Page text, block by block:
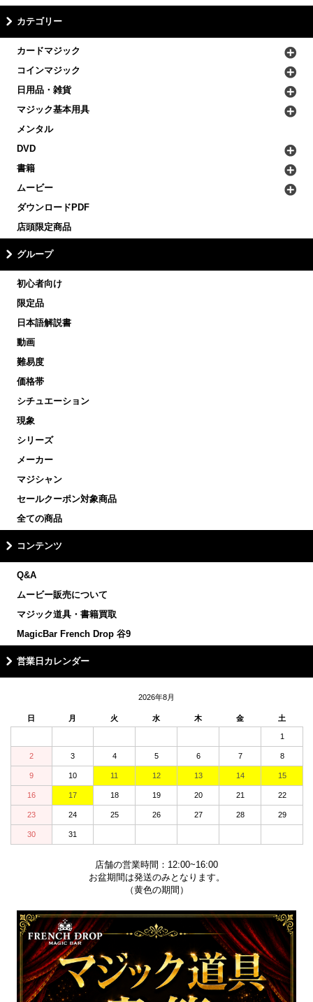
カテゴリー
カードマジック
コインマジック
日用品・雑貨
マジック基本用具
メンタル
DVD
書籍
ムービー
ダウンロードPDF
店頭限定商品
グループ
初心者向け
限定品
日本語解説書
動画
難易度
価格帯
シチュエーション
現象
シリーズ
メーカー
マジシャン
セールクーポン対象商品
全ての商品
コンテンツ
Q&A
ムービー販売について
マジック道具・書籍買取
MagicBar French Drop 谷9
営業日カレンダー
2026年8月
日 月 火 水 木 金 土
1
2 3 4 5 6 7 8
9 10 11 12 13 14 15
16 17 18 19 20 21 22
23 24 25 26 27 28 29
30 31
店舗の営業時間：12:00~16:00
お盆期間は発送のみとなります。
（黄色の期間）